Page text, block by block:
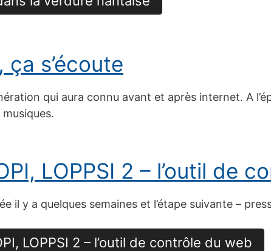
ça s’écoute
qui aura connu avant et après internet. A
LOPPSI 2 – l’outil de
il y a quelques semaines et l’étape suivante –
LOPPSI 2 – l’outil de contrôle du web